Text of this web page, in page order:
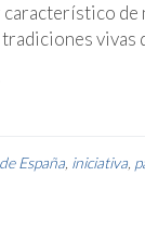
vivas
España iniciativa